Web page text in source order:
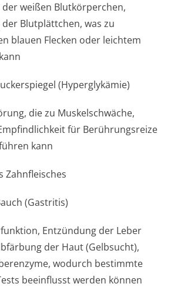
weißen Blutkörperchen,
Blutplättchen, was zu
blauen Flecken oder leichtem
(Hyperglykämie)
die zu Muskelschwäche,
für Berührungsreize
kann
Zahnfleisches
(Gastritis)
Entzündung der Leber
der Haut (Gelbsucht),
wodurch bestimmte
beeinflusst werden können